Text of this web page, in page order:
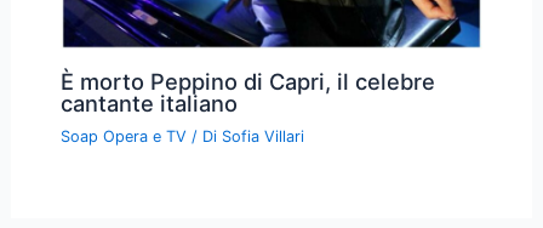
È morto Peppino di Capri, il celebre
cantante italiano
Soap Opera e TV / Di Sofia Villari